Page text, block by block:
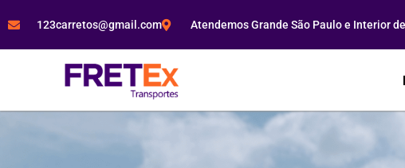
123carretos@gmail.com Atendemos Grande São Paulo e Interior